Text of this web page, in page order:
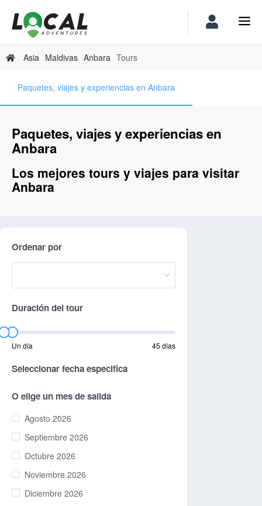
Asia Maldivas Anbara Tours
Paquetes, viajes y experiencias en Anbara
Paquetes, viajes y experiencias en
Anbara
Los mejores tours y viajes para visitar
Anbara
Ordenar por
Duración del tour
Un día 45 días
Seleccionar fecha especifica
O elige un mes de salida
Agosto 2026
Septiembre 2026
Octubre 2026
Noviembre 2026
Diciembre 2026